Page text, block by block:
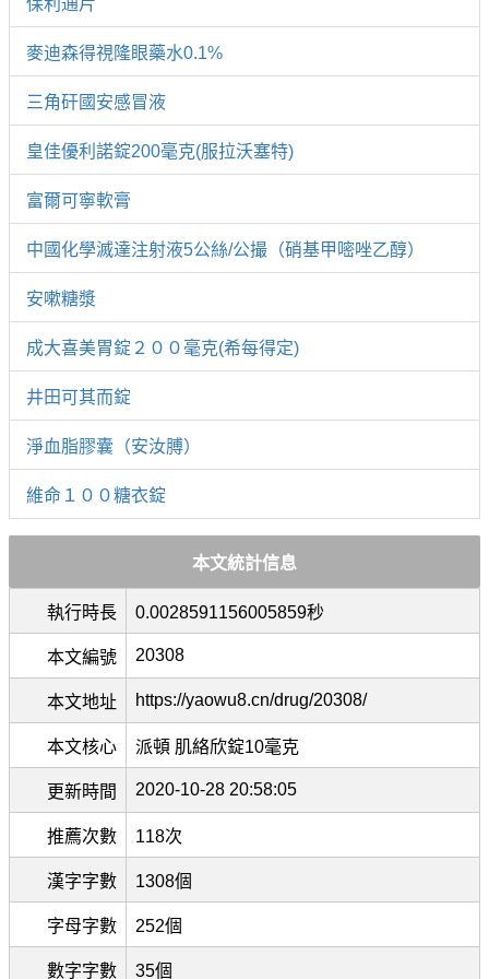
麥迪森得視隆眼藥水0.1%
三角矸國安感冒液
皇佳優利諾錠200毫克(服拉沃塞特)
富爾可寧軟膏
中國化學滅達注射液5公絲/公撮（硝基甲嘧唑乙醇）
安嗽糖漿
成大喜美胃錠２００毫克(希每得定)
井田可其而錠
淨血脂膠囊（安汝膊）
維命１００糖衣錠
本文統計信息
執行時長 0.0028591156005859秒
本文編號 20308
本文地址 https://yaowu8.cn/drug/20308/
本文核心 派頓 肌絡欣錠10毫克
更新時間 2020-10-28 20:58:05
推薦次數 118次
漢字字數 1308個
字母字數 252個
數字字數 35個